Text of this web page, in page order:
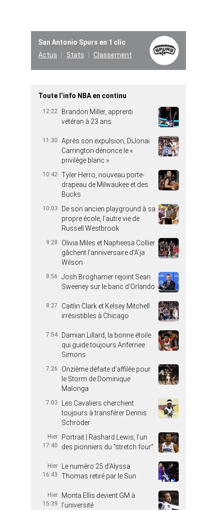
San Antonio Spurs en 1 clic
Actus
Stats Classement
Toute l’info NBA en continu
12:22
Brandon Miller, apprenti
vétéran à 23 ans
11:30
Après son expulsion, DiJonai
Carrington dénonce le «
privilège blanc »
10:42 Tyler Herro, nouveau porte-
drapeau de Milwaukee et des
Bucks
10:03
De son ancien playground à sa
propre école, l’autre vie de
Russell Westbrook
9:28
Olivia Miles et Napheesa Collier
gâchent l’anniversaire d’A’ja
Wilson
8:56
Josh Broghamer rejoint Sean
Sweeney sur le banc d’Orlando
8:27
Caitlin Clark et Kelsey Mitchell
irrésistibles à Chicago
7:54
Damian Lillard, la bonne étoile
qui guide toujours Anfernee
Simons
7:26
Onzième défaite d’affilée pour
le Storm de Dominique
Malonga
7:03
Les Cavaliers cherchent
toujours à transférer Dennis
Schröder
Hier
17:40
Portrait | Rashard Lewis, l’un
des pionniers du “stretch four”
Hier
16:43
Le numéro 25 d’Alyssa
Thomas retiré par le Sun
Hier
15:39
Monta Ellis devient GM à
l’université